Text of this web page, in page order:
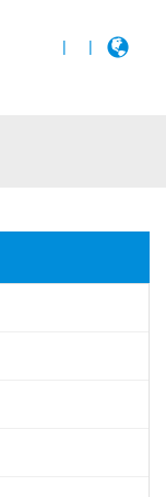
| |
Sisi